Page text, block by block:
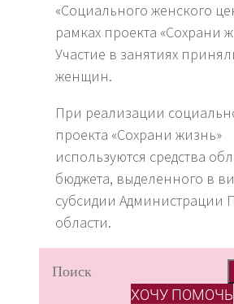
«Социального женского
рамках проекта «Сохрани
Участие в занятиях
женщин.
При реализации
проекта «Сохрани жизнь»
используются средства
бюджета, выделенного в
субсидии Администрации
области.
S
ХОЧУ ПОМОЧЬ